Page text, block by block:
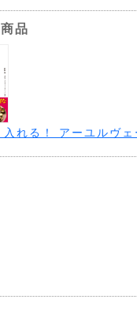
は今もあなたを応
に「抵抗」を感じる
全ての生命から応
え方をバージョンア
金もない人のステ
会議室からでいい
品
入れる！ アーユルヴ